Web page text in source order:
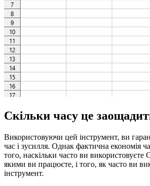
Скільки часу це
Використовуючи цей інструмент, ви
час і зусилля. Однак фактична економія
того, наскільки часто ви використовуєте
якими ви працюєте, і того, як часто ви
інструмент.